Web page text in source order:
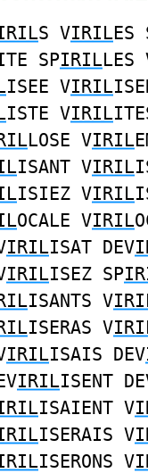
S VIRILES
SPIRILLES
ISEE VIRIL
ISTE VIRIL
LOSE VIRIL
ISANT VIRIL
ISIEZ VIRIL
OCALE VIRIL
IRILISAT DEV
IRILISEZ SP
ISANTS V
ISERAS V
IRILISAIS DEV
IRILISENT
ISAIENT V
ISERAIS V
ISERONS V